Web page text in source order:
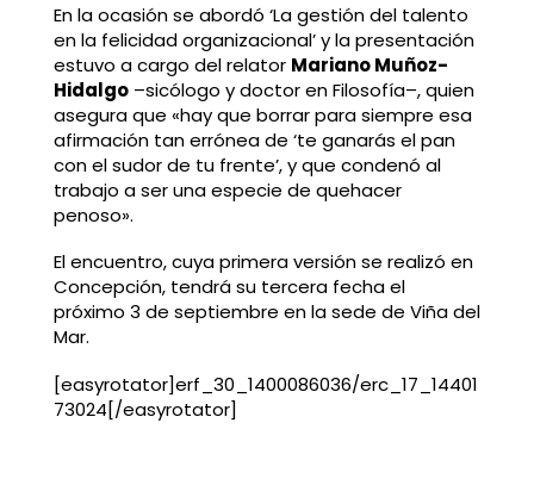
En la ocasión se abordó ‘La gestión del talento
en la felicidad organizacional’y la presentación
estuvo a cargo del relator Mariano Muñoz-
Hidalgo–sicólogo y doctor en Filosofía–, quien
asegura que «hay que borrar para siempre esa
afirmación tan errónea de ‘te ganarás el pan
con el sudor de tu frente’, y que condenó al
trabajo a ser una especie de quehacer
penoso».
El encuentro, cuya primera versión se realizó en
Concepción, tendrá su tercera fecha el
próximo 3 de septiembre en la sede de Viña del
Mar.
[easyrotator]erf_30_1400086036/erc_17_14401
73024[/easyrotator]